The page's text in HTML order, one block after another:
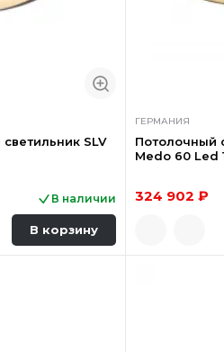
SLV
В наличии
В корзину
ГЕРМАНИЯ
Потолочный
Medo 60 Led
324 902 ₽